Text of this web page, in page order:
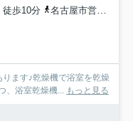
徒歩10分
名古屋市営名城線「妙音通」駅 徒歩13分
ます♪乾燥機で浴室を乾燥
、浴室乾燥機... もっと見る